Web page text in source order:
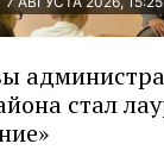
стал